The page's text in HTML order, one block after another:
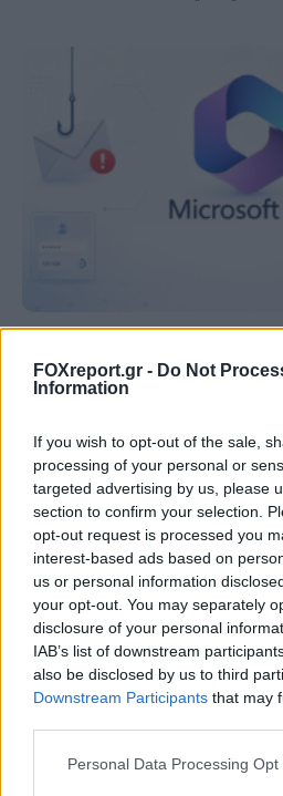
FOXreport.gr - Do Not
Information
If you wish to opt-out of the sale,
processing of your personal or
targeted advertising by us, please
section to confirm your selection.
opt-out request is processed you
interest-based ads based on
us or personal information
your opt-out. You may separately
disclosure of your personal
IAB’s list of downstream
also be disclosed by us to third
Downstream Participants that may
Personal Data Processing Opt
δεδομένα από το
ΤΕΧΝΟΛΟΓΊΑ 22:00, 09/08/